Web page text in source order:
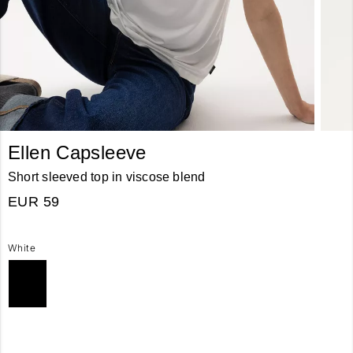
Ellen Capsleeve
Short sleeved top in viscose blend
EUR 59
White